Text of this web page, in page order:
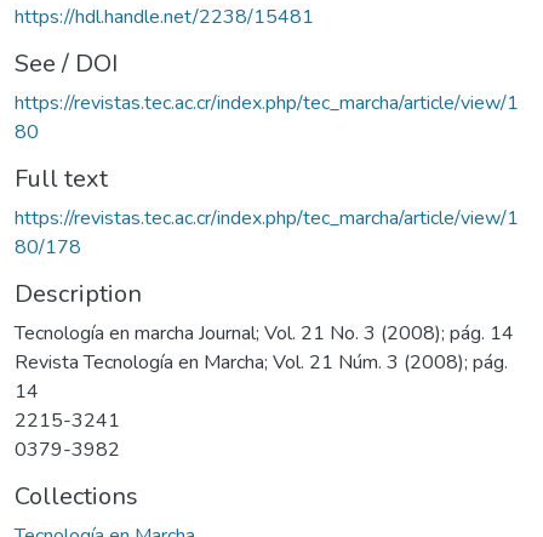
https://hdl.handle.net/2238/15481
See / DOI
https://revistas.tec.ac.cr/index.php/tec_marcha/article/view/1
80
Full text
https://revistas.tec.ac.cr/index.php/tec_marcha/article/view/1
80/178
Description
Tecnología en marcha Journal; Vol. 21 No. 3 (2008); pág. 14
Revista Tecnología en Marcha; Vol. 21 Núm. 3 (2008); pág.
14
2215-3241
0379-3982
Collections